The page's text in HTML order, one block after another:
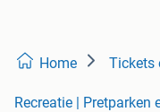
Home Tickets
Recreatie | Pretparken